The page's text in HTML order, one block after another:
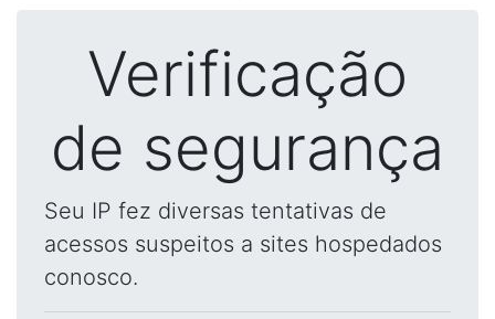
Verificação
de segurança
Seu IP fez diversas tentativas de
acessos suspeitos a sites hospedados
conosco.